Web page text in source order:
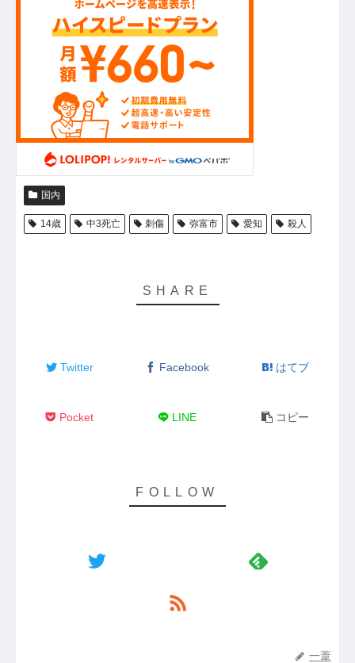
国内
14歳 中3死亡 刺傷 弥富市 愛知 殺人
Twitter Facebook はてブ
Pocket LINE コピー
一葦